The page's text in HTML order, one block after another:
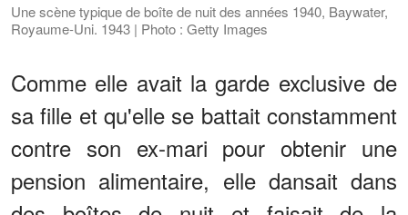
Une scène typique de boîte de nuit des années 1940, Baywater,
Royaume-Uni. 1943 | Photo : Getty Images
Comme elle avait la garde exclusive de
sa fille et qu'elle se battait constamment
contre son ex-mari pour obtenir une
pension alimentaire, elle dansait dans